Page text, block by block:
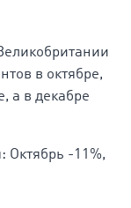
в октябре,
а в декабре
Октябрь -11%,